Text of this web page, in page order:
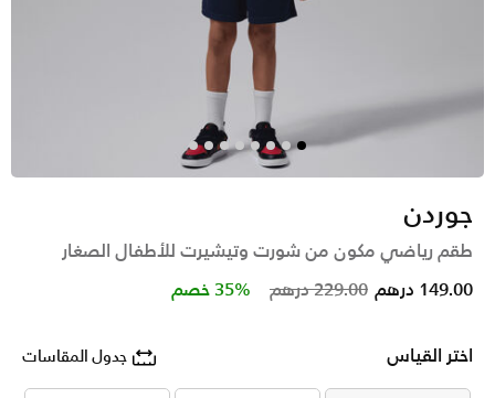
جوردن
طقم رياضي مكون من شورت وتيشيرت للأطفال الصغار
Price reduced from
229.00 درهم to 149.00 درهم 35% خصم
اختر القياس جدول المقاسات